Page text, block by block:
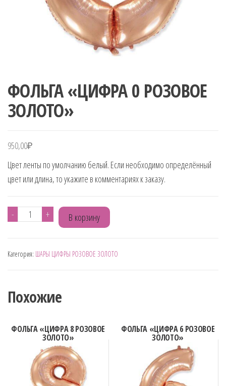
ФОЛЬГА «ЦИФРА 0 РОЗОВОЕ
ЗОЛОТО»
950,00₽
Цвет ленты по умолчанию белый. Если необходимо определённый
цвет или длина, то укажите в комментариях к заказу.
-
Количество
"ЦИФРА
ЗОЛОТО"
+ В корзину
Категория: ШАРЫ ЦИФРЫ РОЗОВОЕ ЗОЛОТО
Похожие
ФОЛЬГА «ЦИФРА 8 РОЗОВОЕ
ЗОЛОТО»
ФОЛЬГА «ЦИФРА 6 РОЗОВОЕ
ЗОЛОТО»